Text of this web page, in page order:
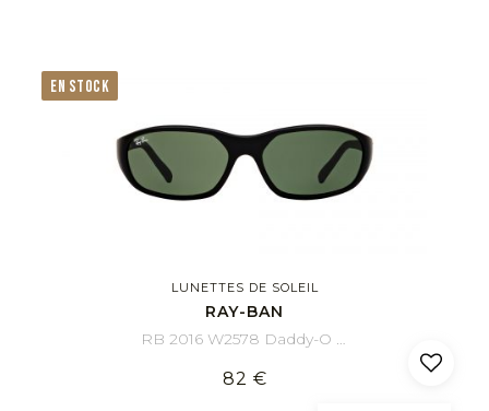
EN STOCK
LUNETTES DE SOLEIL
RAY-BAN
RB 2016 W2578 Daddy-O 59/17
82 €